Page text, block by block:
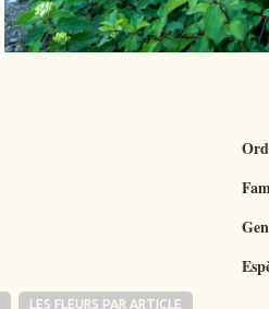
LES FLEURS PAR ARTICLE